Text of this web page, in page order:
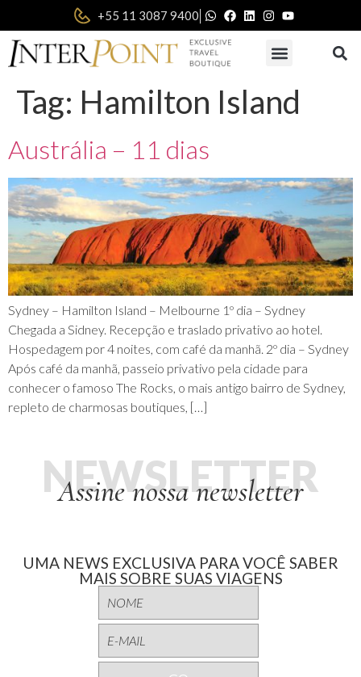
+55 11 3087 9400|
Tag: Hamilton Island
Austrália – 11 dias
Sydney – Hamilton Island – Melbourne 1º dia – Sydney
Chegada a Sidney. Recepção e traslado privativo ao hotel.
Hospedagem por 4 noites, com café da manhã. 2º dia – Sydney
Após café da manhã, passeio privativo pela cidade para
conhecer o famoso The Rocks, o mais antigo bairro de Sydney,
repleto de charmosas boutiques, […]
Assine nossa newsletter
NEWSLETTER
UMA NEWS EXCLUSIVA PARA VOCÊ SABER
MAIS SOBRE SUAS VIAGENS